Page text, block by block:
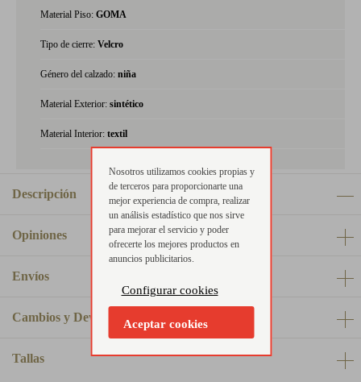
Material Piso: GOMA
Tipo de cierre: Velcro
Género del calzado: niña
Material Exterior: sintético
Material Interior: textil
Descripción
Opiniones
Envíos
Cambios y Devoluciones
Tallas
Nosotros utilizamos cookies propias y
de terceros para proporcionarte una
mejor experiencia de compra, realizar
un análisis estadístico que nos sirve
para mejorar el servicio y poder
ofrecerte los mejores productos en
anuncios publicitarios.
Configurar cookies
Aceptar cookies